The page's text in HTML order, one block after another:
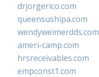
drjorgerico.com
queensushipa.com
wendyweimerdds.com
ameri-camp.com
hrsreceivables.com
empconst1.com